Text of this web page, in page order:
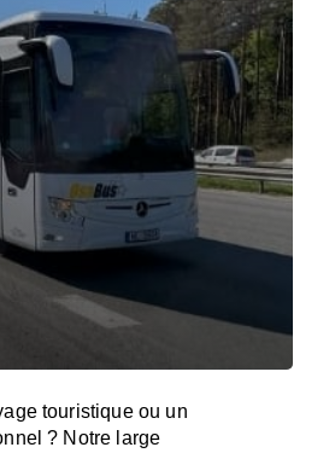
touristique ou un
? Notre large